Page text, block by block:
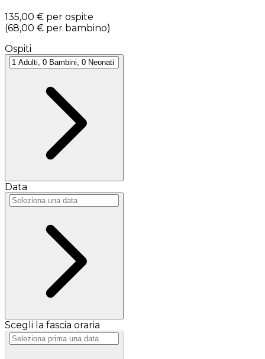
135,00 € per ospite
(68,00 € per bambino)
Ospiti
Data
Scegli la fascia oraria